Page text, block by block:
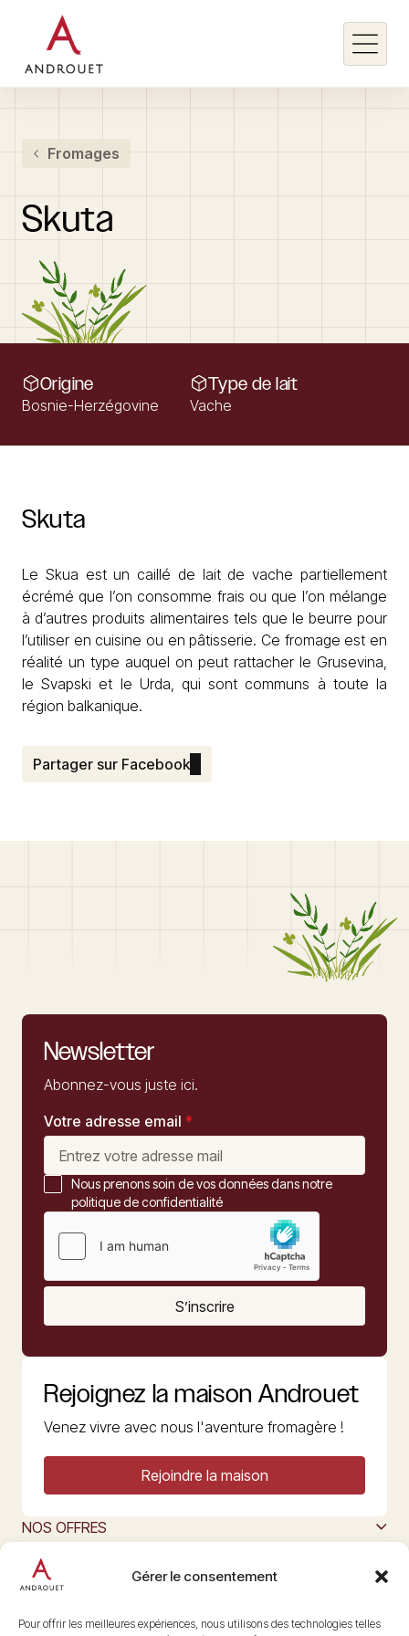
Gérer le consentement
Pour offrir les meilleures expériences, nous utilisons des technologies telles
Rechercher un mot clé
Fromages
Skuta
Origine
Bosnie-Herzégovine
Type de lait
Vache
Skuta
Le Skua est un caillé de lait de vache partiellement
écrémé que l’on consomme frais ou que l’on mélange
à d’autres produits alimentaires tels que le beurre pour
l’utiliser en cuisine ou en pâtisserie. Ce fromage est en
réalité un type auquel on peut rattacher le Grusevina,
le Svapski et le Urda, qui sont communs à toute la
région balkanique.
Partager sur Facebook
Newsletter
Abonnez-vous juste ici.
Votre adresse email *
Nous prenons soin de vos données dans notre
politique de confidentialité
S’inscrire
Rejoignez la maison Androuet
Venez vivre avec nous l'aventure fromagère !
Rejoindre la maison
NOS OFFRES
L’ART DU FROMAGE
Nous suivre
@maisonandrouet